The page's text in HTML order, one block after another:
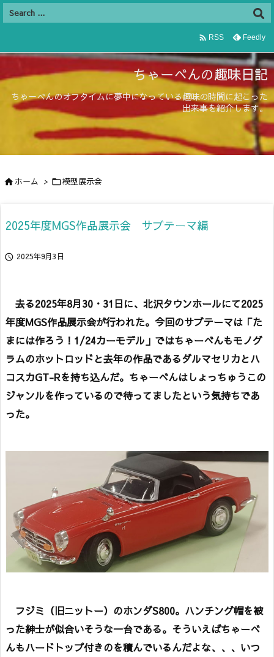
 RSS Feedly
ちゃーべんの趣味日記
ちゃーべんのオフタイムに夢中になっている趣味の時間に起こった
出来事を紹介します。
ホーム > 模型展示会
2025年度MGS作品展示会 サブテーマ編
 2025年9月3日
去る2025年8月30・31日に、北沢タウンホールにて2025
年度MGS作品展示会が行われた。今回のサブテーマは「た
まには作ろう！1/24カーモデル」ではちゃーべんもモノグ
ラムのホットロッドと去年の作品であるダルマセリカとハ
コスカGT-Rを持ち込んだ。ちゃーべんはしょっちゅうこの
ジャンルを作っているので待ってましたという気持ちであ
った。
フジミ（旧ニットー）のホンダS800。ハンチング帽を被
った紳士が似合いそうな一台である。そういえばちゃーべ
んもハードトップ付きのを積んでいるんだよな、、、いつ